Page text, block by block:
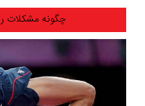
چگونه مشکلات